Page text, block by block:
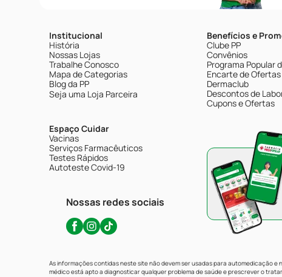
Institucional
História
Nossas Lojas
Trabalhe Conosco
Mapa de Categorias
Blog da PP
Seja uma Loja Parceira
Espaço Cuidar
Vacinas
Serviços Farmacêuticos
Testes Rápidos
Autoteste Covid-19
Nossas redes sociais
Benefícios e
Clube PP
Convênios
Programa Popular
Encarte de Ofertas
Dermaclub
Descontos de
Cupons e Ofertas
As informações contidas neste site não devem ser usadas para automedicação
médico está apto a diagnosticar qualquer problema de saúde e prescrever o